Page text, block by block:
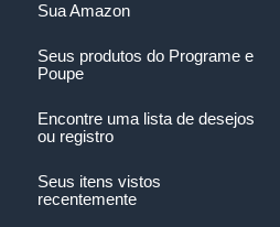
Sua Amazon
Seus produtos do Programe e
Poupe
Encontre uma lista de desejos
ou registro
Seus itens vistos
recentemente